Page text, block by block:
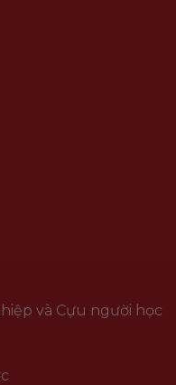
và Cựu người học